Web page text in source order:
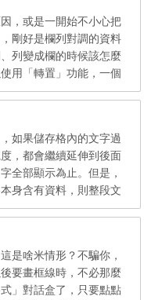
，或是一開始不小心把
剛好是欄列對調的資料
列變成欄的時候該怎麼
用「轉置」功能，一個
不需要費力的重新輸
的資料範圍欄位，接著
，在要複製此轉置資料
下滑鼠左鍵。 STEP
點...
如果儲存格內的文字過
，都會繼續延伸到後面
全部顯示為止。但是，
身含有資料，則整段文
。以下，我們利用修改
行的儲存格上按一下
單後，選擇其中的「儲
：「儲存格格式」對話
齊...
是啥米情形？不騙你，
要畫框線時，不必那麼
」對話盒了，只要點點